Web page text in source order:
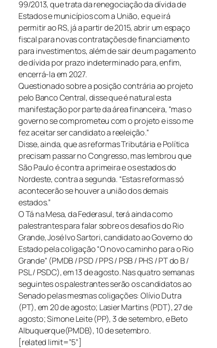
99/2013, que trata da renegociação da dívida de
Estados e municípios com a União, e que irá
permitir ao RS, já a partir de 2015, abrir um espaço
fiscal para novas contratações de financiamento
para investimentos, além de sair de um pagamento
de dívida por prazo indeterminado para, enfim,
encerrá-la em 2027.
Questionado sobre a posição contrária ao projeto
pelo Banco Central, disse que é natural esta
manifestação por parte da área financeira, “mas o
governo se comprometeu com o projeto e isso me
fez aceitar ser candidato a reeleição.”
Disse, ainda, que as reformas Tributária e Política
precisam passar no Congresso, mas lembrou que
São Paulo é contra a primeira e os estados do
Nordeste, contra a segunda. “Estas reformas só
acontecerão se houver a união dos demais
estados.”
O Tá na Mesa, da Federasul, terá ainda como
palestrantes para falar sobre os desafios do Rio
Grande, José Ivo Sartori, candidato ao Governo do
Estado pela coligação “O novo caminho para o Rio
Grande” (PMDB / PSD / PPS / PSB / PHS / PT do B /
PSL / PSDC), em 13 de agosto. Nas quatro semanas
seguintes os palestrantes serão os candidatos ao
Senado pelas mesmas coligações: Olívio Dutra
(PT), em 20 de agosto; Lasier Martins (PDT), 27 de
agosto; Simone Leite (PP), 3 de setembro, e Beto
Albuquerque(PMDB), 10 de setembro.
[related limit=”5”]